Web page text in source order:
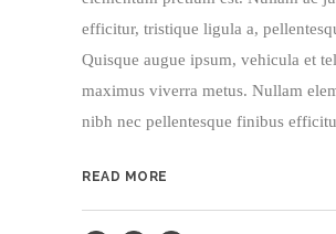
efficitur, tristique ligula a,
Quisque augue ipsum, vehicula et
maximus viverra metus. Nullam
nibh nec pellentesque finibus
READ MORE